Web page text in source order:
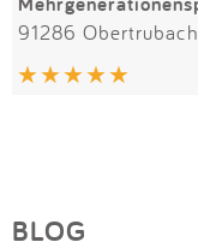
91286 Obertrubach
BLOG